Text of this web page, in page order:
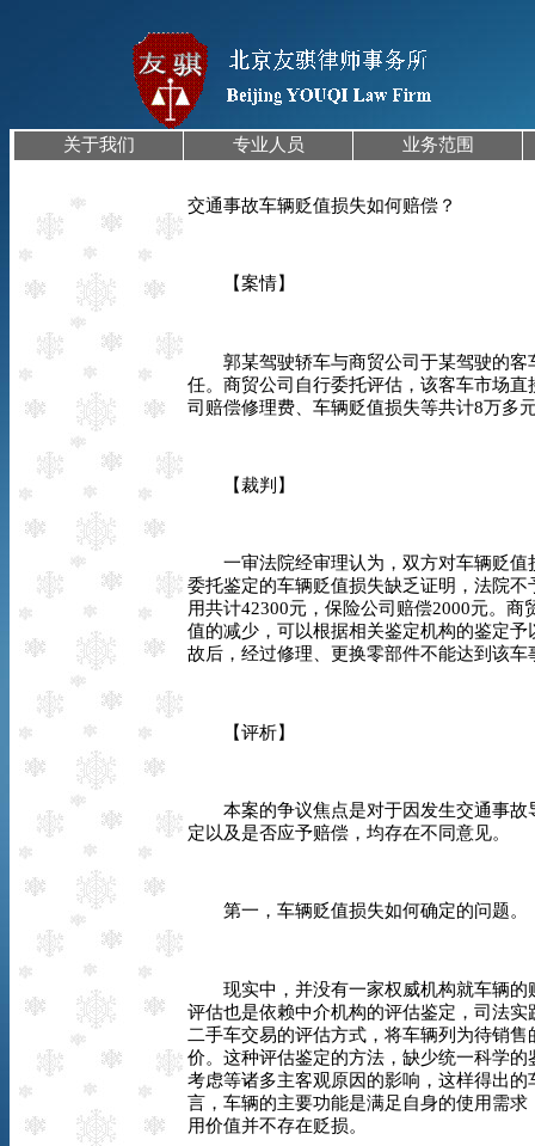
关于我们 专业人员 业务范围
交通事故车辆贬值损失如何赔偿？
【案情】
郭某驾驶轿车与商贸公司于某驾驶的客
任。商贸公司自行委托评估，该客车市场直
司赔偿修理费、车辆贬值损失等共计8万多
【裁判】
一审法院经审理认为，双方对车辆贬值
委托鉴定的车辆贬值损失缺乏证明，法院
用共计42300元，保险公司赔偿2000元。商
值的减少，可以根据相关鉴定机构的鉴定
故后，经过修理、更换零部件不能达到该
【评析】
本案的争议焦点是对于因发生交通事故
定以及是否应予赔偿，均存在不同意见。
第一，车辆贬值损失如何确定的问题。
现实中，并没有一家权威机构就车辆的
评估也是依赖中介机构的评估鉴定，司法
二手车交易的评估方式，将车辆列为待销
价。这种评估鉴定的方法，缺少统一科学
考虑等诸多主客观原因的影响，这样得出
言，车辆的主要功能是满足自身的使用需
用价值并不存在贬损。